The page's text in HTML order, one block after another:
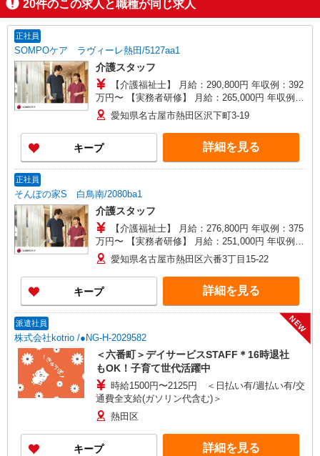
20件のこの求人と職種が同じ求人
正社員
SOMPOケア ラヴィーレ熱田/5127aa1
介護スタッフ
【介護福祉士】 月給：290,800円 年収例：392
万円〜 【実務者研修】 月給：265,000円 年収例：
360万円〜 【初任者研修・無資格】 月給：
249,300円 年収例：337万円〜 ※職務手当、働き
がい向上手当、日祝手当（月平均2回分）、夜勤手
当（月平均5回分）等、毎月平均的に支払われる手
当を含みます。 ※介護福祉士のみ、特別職務手当
分〜） ◎賞与 基本給2.08ヶ月分/年支給
愛知県名古屋市熱田区沢下町3-19
キープ 詳細を見る
正社員
そんぽの家S 白鳥南/2080ba1
介護スタッフ
【介護福祉士】 月給：276,800円 年収例：375
万円〜 【実務者研修】 月給：251,000円 年収例：
341万円〜 【初任者研修】 月給：235,300円 年収
例：320万円〜 ※職務手当、働きがい向上手当、
日祝手当（月平均2回分）、夜勤手当（月平均5回
分）等、毎月平均的に支払われる手当を含みま
す。 ※介護福祉士のみ、特別職務手当も含む ◎残
与 基本給2.08ヶ月分/年支給
愛知県名古屋市熱田区六番3丁目15-22
キープ 詳細を見る
派遣社員
株式会社kotrio /●NG-H-2029582
NEW
＜六番町＞デイサービスSTAFF＊16時退社
もOK！子育て世代活躍中
時給1500円〜2125円 ＜日払い有/週払い有/交
通費全支給(ガソリン代含む)＞
熱田区
キープ 詳細を見る